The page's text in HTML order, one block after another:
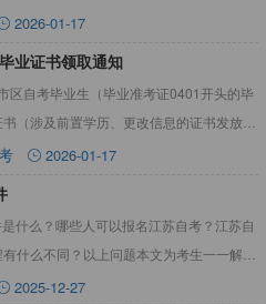
现将有关事项通知
2026-01-17
业证书领取通知
区自考毕业生（毕业准考证0401开头的毕
（涉及前置学历、更改信息的证书发放时
现将有关事项通知
2026-01-17
什么？哪些人可以报名江苏自考？江苏自
什么不同？以上问题本文为考生一一解
1）凡是中华人民共
2025-12-27